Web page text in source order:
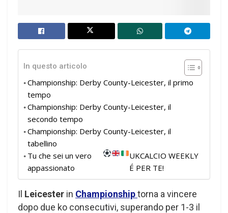
In questo articolo
Championship: Derby County-Leicester, il primo
tempo
Championship: Derby County-Leicester, il
secondo tempo
Championship: Derby County-Leicester, il
tabellino
Tu che sei un vero
appassionato
UKCALCIO WEEKLY
É PER TE!
Il Leicester in Championshiptorna a vincere
dopo due ko consecutivi, superando per 1-3 il